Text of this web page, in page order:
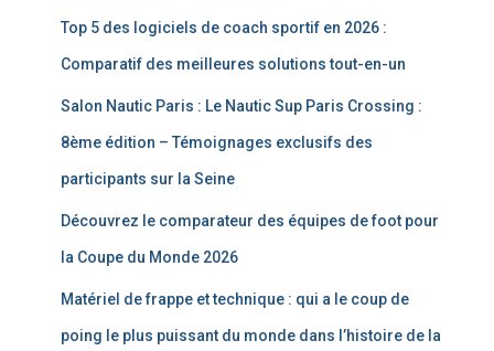
Top 5 des logiciels de coach sportif en 2026 :
Comparatif des meilleures solutions tout-en-un
Salon Nautic Paris : Le Nautic Sup Paris Crossing :
8ème édition – Témoignages exclusifs des
participants sur la Seine
Découvrez le comparateur des équipes de foot pour
la Coupe du Monde 2026
Matériel de frappe et technique : qui a le coup de
poing le plus puissant du monde dans l’histoire de la